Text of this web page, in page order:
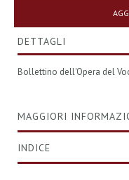
DETTAGLI
Bollettino dell'Opera del
MAGGIORI
INDICE